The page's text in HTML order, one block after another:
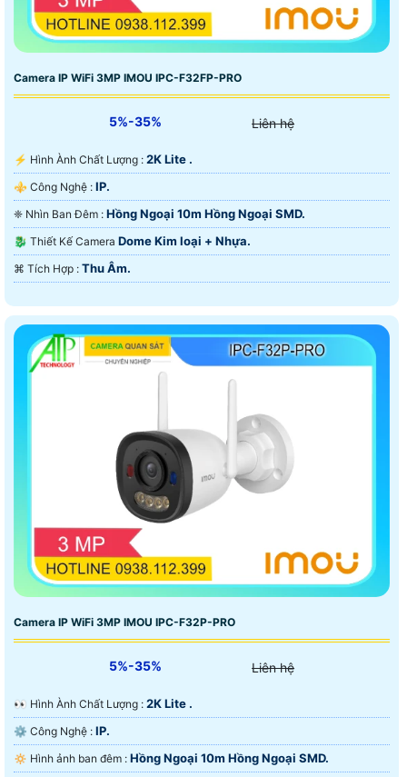
Camera IP WiFi 3MP IMOU IPC-F32FP-PRO
5%-35% Liên hệ
️⚡ Hình Ành Chất Lượng : 2K Lite .
⚜️ Công Nghệ : IP.
❈ Nhìn Ban Đêm : Hồng Ngoại 10m Hồng Ngoại SMD.
🐉️ Thiết Kế Camera Dome Kim loại + Nhựa.
️⌘ Tích Hợp : Thu Âm.
Camera IP WiFi 3MP IMOU IPC-F32P-PRO
5%-35% Liên hệ
️👀 Hình Ành Chất Lượng : 2K Lite .
⚙ Công Nghệ : IP.
🔅 Hình ảnh ban đêm : Hồng Ngoại 10m Hồng Ngoại SMD.